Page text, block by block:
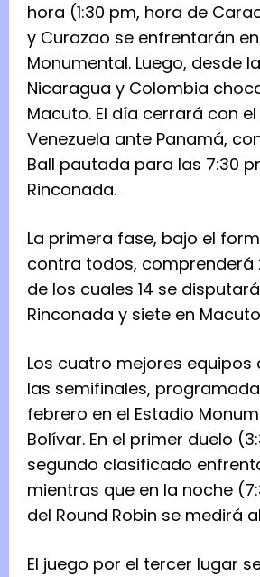
hora (1:30 pm, hora de
y Curazao se enfrentarán
Monumental. Luego, desde
Nicaragua y Colombia
Macuto. El día cerrará con
Venezuela ante Panamá,
Ball pautada para las 7:30
Rinconada.
La primera fase, bajo el
contra todos, comprenderá
de los cuales 14 se
Rinconada y siete en
Los cuatro mejores equipos
las semifinales,
febrero en el Estadio
Bolívar. En el primer duelo
segundo clasificado
mientras que en la noche
del Round Robin se medirá
El juego por el tercer lugar